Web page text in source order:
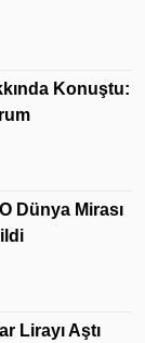
Konuştu:
Dünya Mirası
Lirayı Aştı